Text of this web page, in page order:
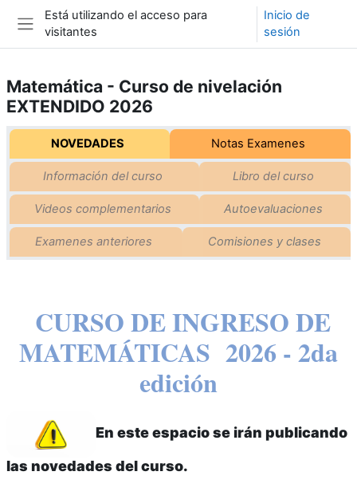
Salta al contenido principal
Panel lateral
Está utilizando el acceso para
visitantes
Inicio de
sesión
Matemática - Curso de nivelación
EXTENDIDO 2026
Esquema de sección
NOVEDADES Notas Examenes
Información del curso Libro del curso
Videos complementarios Autoevaluaciones
Examenes anteriores Comisiones y clases
CURSO DE INGRESO DE
MATEMÁTICAS 2026 - 2da
edición
En este espacio se irán publicando
las novedades del curso.